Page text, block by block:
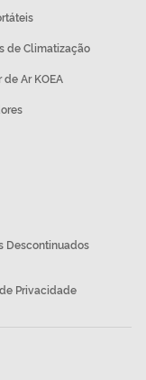
de Climatização
de Ar KOEA
Descontinuados
Privacidade